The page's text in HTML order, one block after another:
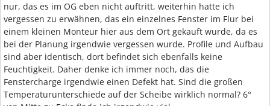
nur, das es im OG eben nicht auftritt, weiterhin hatte ich
vergessen zu erwähnen, das ein einzelnes Fenster im Flur bei
einem kleinen Monteur hier aus dem Ort gekauft wurde, da es
bei der Planung irgendwie vergessen wurde. Profile und Aufbau
sind aber identisch, dort befindet sich ebenfalls keine
Feuchtigkeit. Daher denke ich immer noch, das die
Fenstercharge irgendwie einen Defekt hat. Sind die großen
Temperaturunterschiede auf der Scheibe wirklich normal? 6°